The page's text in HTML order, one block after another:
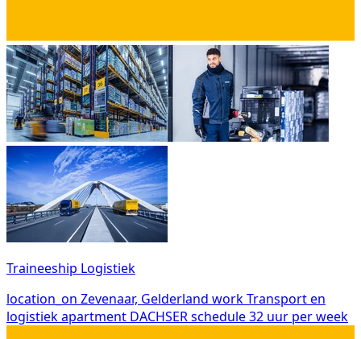
Traineeship Logistiek
location_on Zevenaar, Gelderland workTransport en
logistiekapartment DACHSERschedule32 uur per week